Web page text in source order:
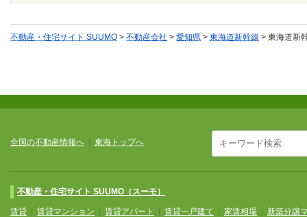
不動産・住宅サイト SUUMO > 不動産会社 > 愛知県 > 東海道新幹線 > 東海道新
全国の不動産情報へ 東海トップへ
不動産・住宅サイト SUUMO（スーモ）
賃貸 賃貸マンション 賃貸アパート 賃貸一戸建て 家賃相場
新築分譲